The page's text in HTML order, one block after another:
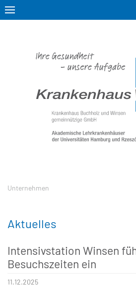
Unternehmen
Aktuelles
Intensivstation Winsen
Besuchszeiten ein
11.12.2025